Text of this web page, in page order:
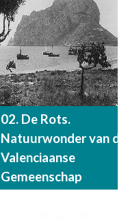
02. De Rots.
Natuurwonder van de
Valenciaanse
Gemeenschap